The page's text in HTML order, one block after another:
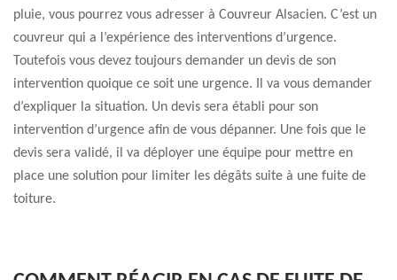
pluie, vous pourrez vous adresser à Couvreur Alsacien. C’est un
couvreur qui a l’expérience des interventions d’urgence.
Toutefois vous devez toujours demander un devis de son
intervention quoique ce soit une urgence. Il va vous demander
d’expliquer la situation. Un devis sera établi pour son
intervention d’urgence afin de vous dépanner. Une fois que le
devis sera validé, il va déployer une équipe pour mettre en
place une solution pour limiter les dégâts suite à une fuite de
toiture.